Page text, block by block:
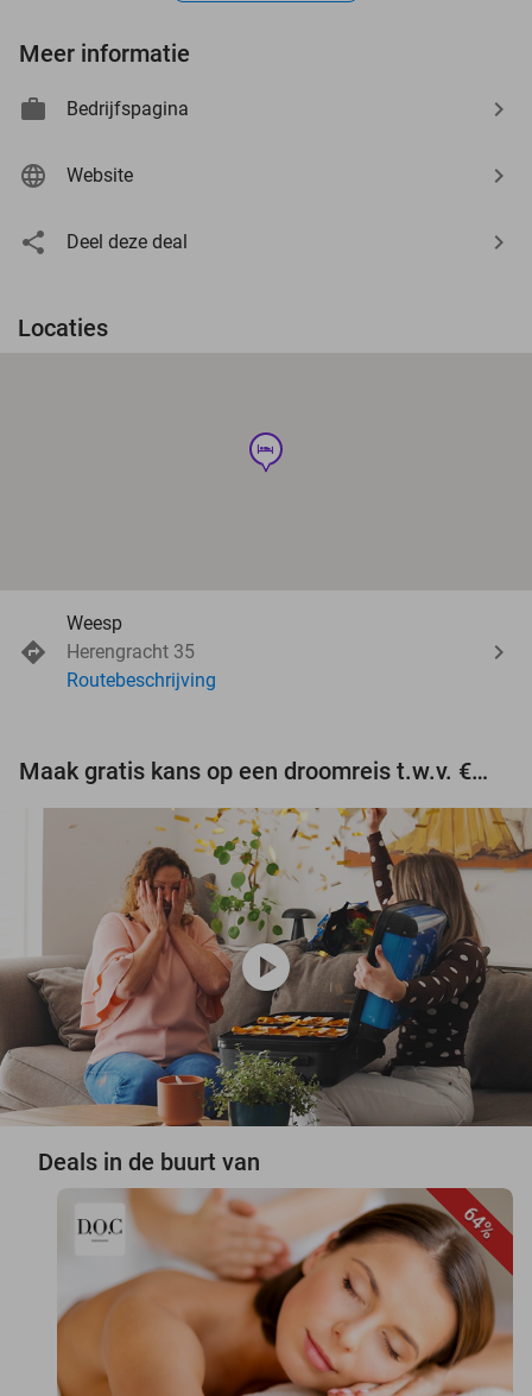
Meer informatie
Bedrijfspagina
Website
Deel deze deal
Locaties
hotel
Weesp
Herengracht 35
Routebeschrijving
Maak gratis kans op een droomreis t.w.v. €3.000!
play_circle
Deals in de buurt van
64%